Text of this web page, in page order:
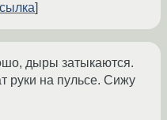
дыры затыкаются.
руки на пульсе. Сижу